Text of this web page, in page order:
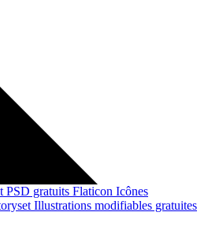
PSD gratuits Flaticon Icônes
Illustrations modifiables gratuites